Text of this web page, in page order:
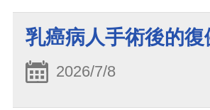
乳癌病人手術後的復
2026/7/8